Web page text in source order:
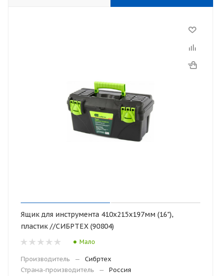
Ящик для инструмента 410х215х197мм (16"),
пластик //СИБРТЕХ (90804)
Мало
Производитель —
Сибртех
Страна-производитель
—
Россия